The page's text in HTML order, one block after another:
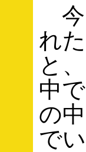
今
れ
と
中
の
で